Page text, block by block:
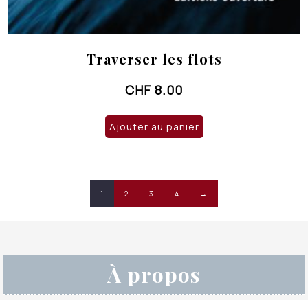
Traverser les flots
CHF 8.00
Ajouter au panier
1 2 3 4 →
À propos